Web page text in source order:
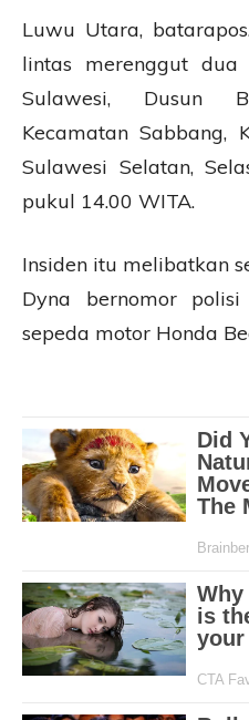
Luwu Utara,
lintas merenggut
Sulawesi, Dusun
Kecamatan Sabbang,
Sulawesi Selatan,
pukul 14.00 WITA.
Insiden itu melibatkan
Dyna bernomor
sepeda motor Honda